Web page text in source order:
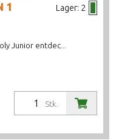
Lager: 2
1
Junior entdec...
Stk.